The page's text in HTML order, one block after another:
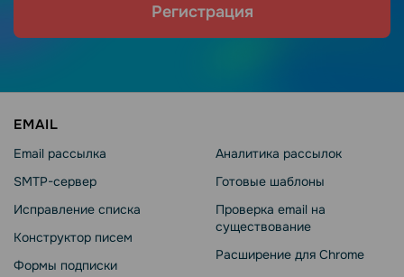
Регистрация
EMAIL
Email рассылка
SMTP-сервер
Исправление списка
Конструктор писем
Формы подписки
Аналитика рассылок
Готовые шаблоны
Проверка email на
существование
Расширение для Chrome